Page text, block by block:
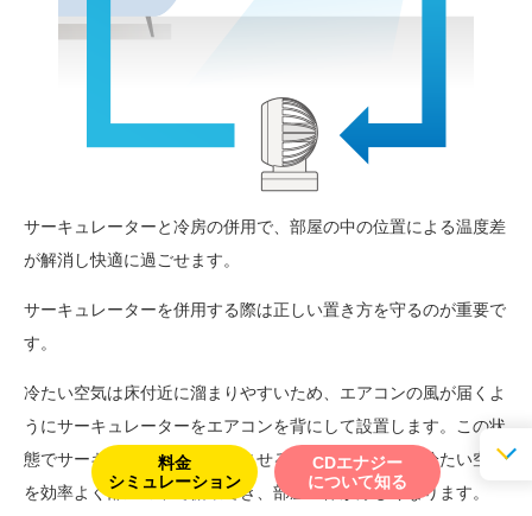
サーキュレーターと冷房の併用で、部屋の中の位置による温度差
が解消し快適に過ごせます。
サーキュレーターを併用する際は正しい置き方を守るのが重要で
す。
冷たい空気は床付近に溜まりやすいため、エアコンの風が届くよ
うにサーキュレーターをエアコンを背にして設置します。この状
態でサーキュレーターを稼働させると、床に溜まった冷たい空気
を効率よく部屋の中で循環でき、部屋全体が涼しくなります。
料金
シミュレーション
CDエナジー
について知る